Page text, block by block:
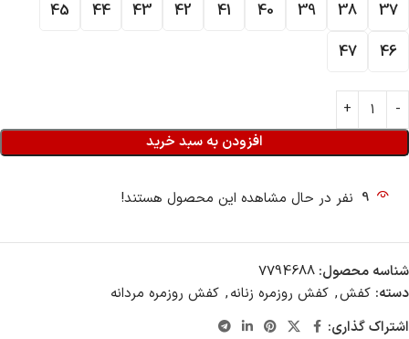
37
38
39
40
41
42
43
44
45
46
47
افزودن به سبد خرید
9 نفر در حال مشاهده این محصول هستند!
شناسه محصول: 7794688
دسته: کفش, کفش روزمره زنانه, کفش روزمره مردانه
اشتراک گذاری: